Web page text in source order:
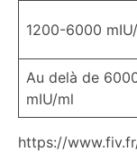
1200-6000
Au delà de
mIU/ml
https://